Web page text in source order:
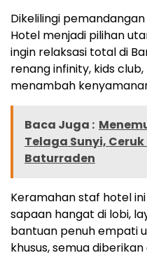
Dikelilingi
Hotel menjadi pilihan
ingin relaksasi total di
renang infinity, kids
menambah
Baca Juga :
Telaga Sunyi,
Baturraden
Keramahan staf hotel
sapaan hangat di lobi,
bantuan penuh empati
khusus, semua